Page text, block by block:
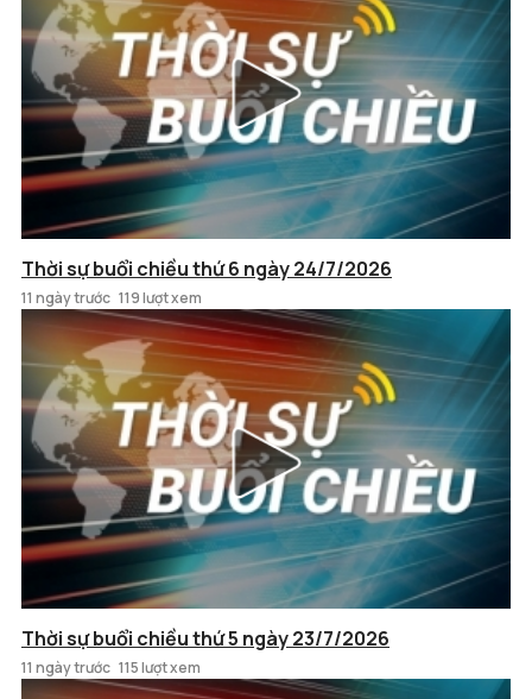
Thời sự buổi chiều thứ 6 ngày 24/7/2026
11 ngày trước 119 lượt xem
Thời sự buổi chiều thứ 5 ngày 23/7/2026
11 ngày trước 115 lượt xem